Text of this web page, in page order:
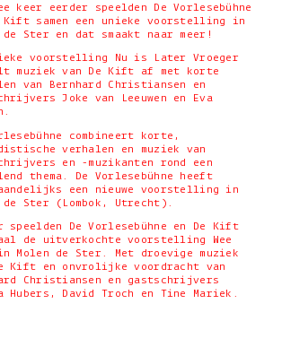
keer eerder speelden De Vorlesebühne
Kift samen een unieke voorstelling in
de Ster en dat smaakt naar meer!
voorstelling Nu is Later Vroeger
muziek van De Kift af met korte
van Bernhard Christiansen en
Joke van Leeuwen en Eva
combineert korte,
verhalen en muziek van
en -muzikanten rond een
thema. De Vorlesebühne heeft
een nieuwe voorstelling in
de Ster (Lombok, Utrecht).
speelden De Vorlesebühne en De Kift
de uitverkochte voorstelling Wee
Molen de Ster. Met droevige muziek
Kift en onvrolijke voordracht van
Christiansen en gastschrijvers
Hubers, David Troch en Tine Mariek.